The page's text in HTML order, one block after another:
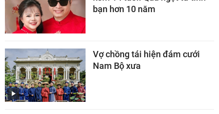
bạn hơn 10 năm
Vợ chồng tái hiện đám cưới
Nam Bộ xưa